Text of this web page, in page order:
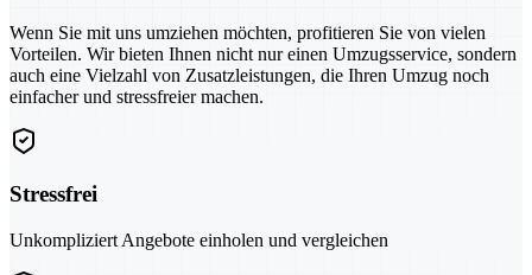
Wenn Sie mit uns umziehen möchten, profitieren Sie von vielen
Vorteilen. Wir bieten Ihnen nicht nur einen Umzugsservice, sondern
auch eine Vielzahl von Zusatzleistungen, die Ihren Umzug noch
einfacher und stressfreier machen.
Stressfrei
Unkompliziert Angebote einholen und vergleichen